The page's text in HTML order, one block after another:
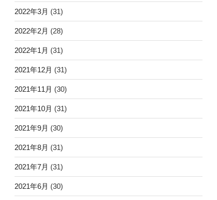
2022年3月 (31)
2022年2月 (28)
2022年1月 (31)
2021年12月 (31)
2021年11月 (30)
2021年10月 (31)
2021年9月 (30)
2021年8月 (31)
2021年7月 (31)
2021年6月 (30)